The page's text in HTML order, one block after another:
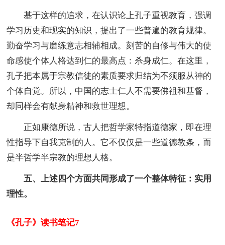
基于这样的追求，在认识论上孔子重视教育，强调
学习历史和现实的知识，提出了一些普遍的教育规律。
勤奋学习与磨练意志相辅相成。刻苦的自修与伟大的使
命感使个体人格达到仁的最高点：杀身成仁。在这里，
孔子把本属于宗教信徒的素质要求归结为不须服从神的
个体自觉。所以，中国的志士仁人不需要佛祖和基督，
却同样会有献身精神和救世理想。
正如康德所说，古人把哲学家特指道德家，即在理
性指导下自我克制的人。它不仅仅是一些道德教条，而
是半哲学半宗教的理想人格。
五、上述四个方面共同形成了一个整体特征：实用
理性。
《孔子》读书笔记7